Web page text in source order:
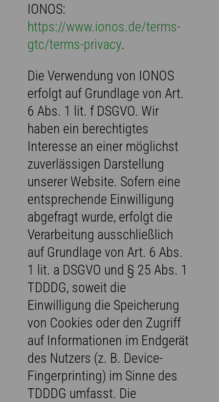
IONOS:
https://www.ionos.de/terms-
gtc/terms-privacy.
Die Verwendung von IONOS
erfolgt auf Grundlage von Art.
6 Abs. 1 lit. f DSGVO. Wir
haben ein berechtigtes
Interesse an einer möglichst
zuverlässigen Darstellung
unserer Website. Sofern eine
entsprechende Einwilligung
abgefragt wurde, erfolgt die
Verarbeitung ausschließlich
auf Grundlage von Art. 6 Abs.
1 lit. a DSGVO und § 25 Abs. 1
TDDDG, soweit die
Einwilligung die Speicherung
von Cookies oder den Zugriff
auf Informationen im Endgerät
des Nutzers (z. B. Device-
Fingerprinting) im Sinne des
TDDDG umfasst. Die